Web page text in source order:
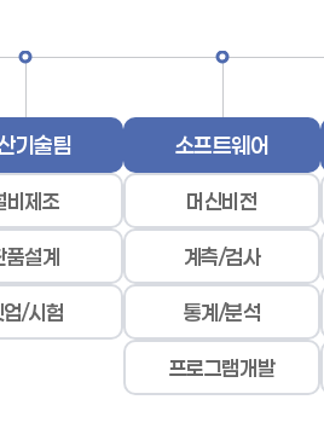
기술팀
비제조
품설계
/시험
소프트웨어
머신비전
계측/검사
통계/분석
프로그램개발